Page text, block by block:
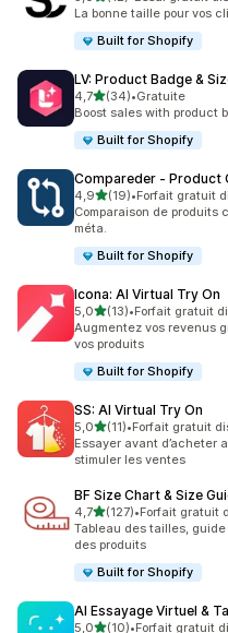
12 avis au total
La bonne taille pour vos
Built for Shopify
LV: Product Badge &
4,7étoile(s) sur 5
(34)
34 avis au total
•Gratuite
Boost sales with product
Built for Shopify
Compareder ‑ Product
4,9étoile(s) sur 5
(19)
19 avis au total
•Forfait gratuit
Comparaison de
méta.
Built for Shopify
Icona: AI Virtual Try On
5,0étoile(s) sur 5
(13)
13 avis au total
•Forfait gratuit
Augmentez vos revenus
vos produits
Built for Shopify
SS: AI Virtual Try On
5,0étoile(s) sur 5
(11)
11 avis au total
•Forfait gratuit
Essayer avant d’acheter
stimuler les ventes
BF Size Chart & Size
4,7étoile(s) sur 5
(127)
127 avis au total
•Forfait gratuit
Tableau des tailles,
des produits
Built for Shopify
AI Essayage Virtuel &
5,0étoile(s) sur 5
(10)•Forfait gratuit